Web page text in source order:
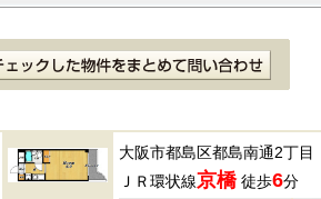
大阪市都島区都島南通2丁目
ＪＲ環状線京橋徒歩6分